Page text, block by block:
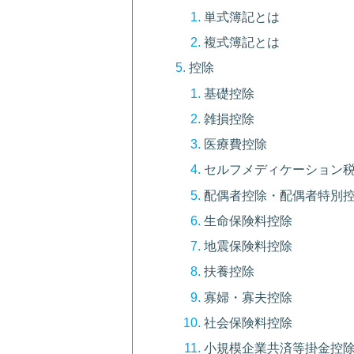
単式簿記とは
複式簿記とは
控除
基礎控除
雑損控除
医療費控除
セルフメディケーション
配偶者控除・配偶者特別
生命保険料控除
地震保険料控除
扶養控除
寡婦・寡夫控除
社会保険料控除
小規模企業共済等掛金控除